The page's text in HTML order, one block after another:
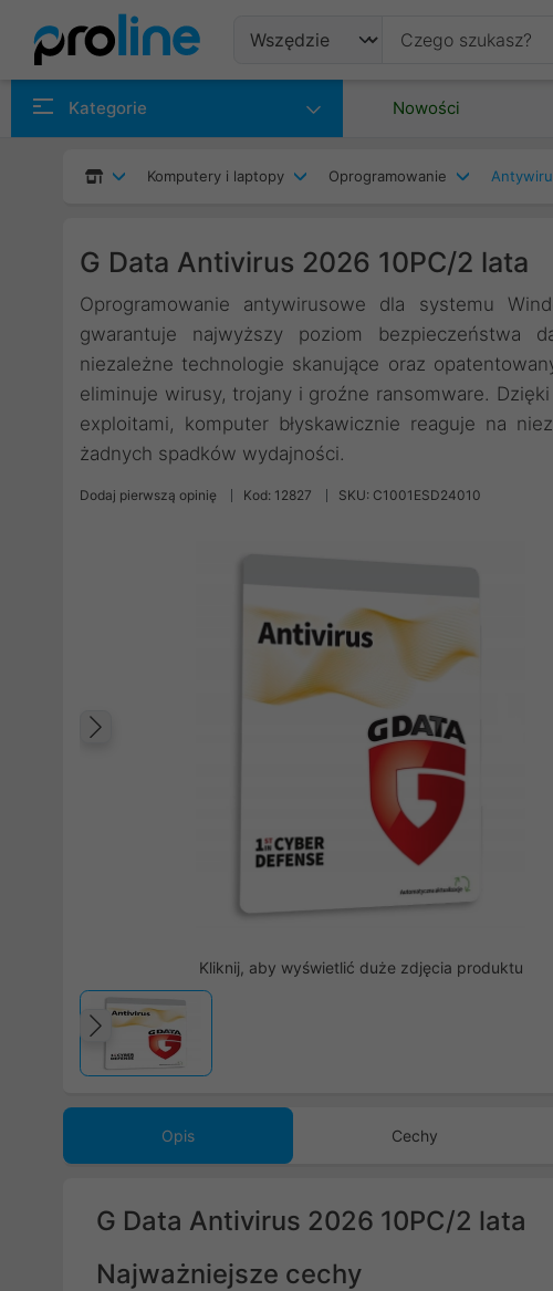
Kategorie Nowości
Komputery i laptopy Oprogramowanie
G Data Antivirus 2026 10PC/2 lata
Oprogramowanie antywirusowe dla systemu
gwarantuje najwyższy poziom bezpieczeństwa
niezależne technologie skanujące oraz
eliminuje wirusy, trojany i groźne ransomware.
exploitami, komputer błyskawicznie reaguje na
żadnych spadków wydajności.
Dodaj pierwszą opinię Kod: 12827 SKU: C1001ESD24010
Kliknij, aby wyświetlić duże zdjęcia produktu
Poprzedni
Opis Cechy
G Data Antivirus 2026 10PC/2 lata
Najważniejsze cechy